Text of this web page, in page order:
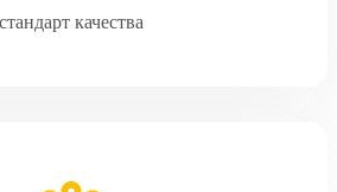
стандарт качества